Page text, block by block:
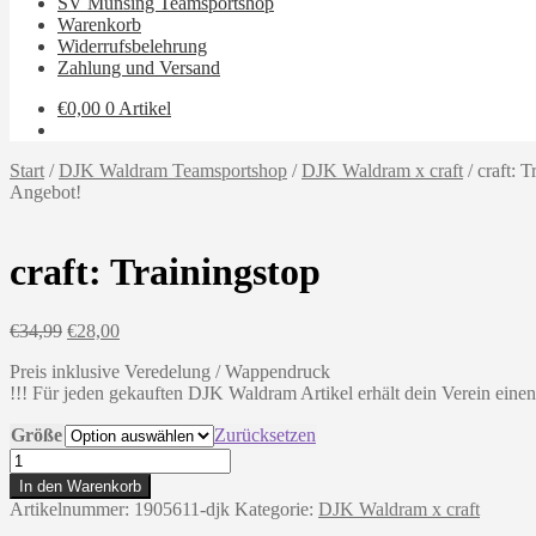
Warenkorb
Widerrufsbelehrung
Zahlung und Versand
€0,00 0 Artikel
Start /DJK Waldram Teamsportshop /DJK Waldram x craft /craft:
Angebot!
craft: Trainingstop
€34,99 Ursprünglicher
war:
€34,99
€28,00Aktueller
ist:
€28,00.
Preis inklusive Veredelung / Wappendruck
!!! Für jeden gekauften DJK Waldram Artikel erhält dein Verein
Größe
Zurücksetzen
craft:
Trainingstop
Menge
In den Warenkorb
Artikelnummer: 1905611-djk Kategorie: DJK Waldram x craft